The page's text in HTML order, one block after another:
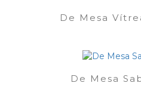
De Mesa
De Mesa